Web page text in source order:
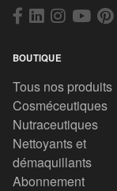
BOUTIQUE
Tous nos produits
Cosméceutiques
Nutraceutiques
Nettoyants et
démaquillants
Abonnement